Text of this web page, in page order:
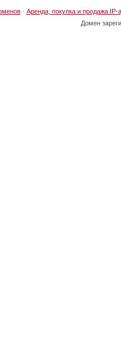
· Аренда, покупка и продажа IP-
Домен